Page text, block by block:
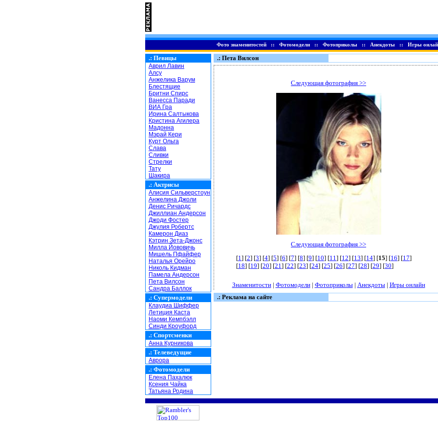
Фото знаменитостей:: Фотомодели:: Фотоприколы:: Анекдоты:: Игры
.: Певицы
Аврил Лавин
Алсу
Анжелика Варум
Блестящие
Бритни Спирс
Ванесса Паради
ВИА Гра
Ирина Салтыкова
Кристина Агилера
Мадонна
Мэрай Кери
Курт Ольга
Слава
Сливки
Стрелки
Тату
Шакира
.: Актрисы
Алисия Сильверстоун
Анжелина Джоли
Денис Ричардс
Джиллиан Андерсон
Джоди Фостер
Джулия Робертс
Камерон Диаз
Кэтрин Зета-Джонс
Милла Йововичь
Мишель Пфайфер
Наталья Орейро
Николь Кидман
Памела Андерсон
Пета Вилсон
Сандра Баллок
.: Супермодели
Клаудиа Шиффер
Летиция Каста
Наоми Кемпбэлл
Синди Кроуфорд
.: Спортсменки
Анна Курникова
.: Телеведущие
Аврора
.: Фотомодели
Елена Пахалюк
Ксения Чайка
Татьяна Родина
.: Пета Вилсон
Следующая фотография >>
Следующая фотография >>
[1] [2] [3] [4] [5] [6] [7] [8] [9] [10] [11] [12] [13] [14] [15] [16] [17]
[18] [19] [20] [21] [22] [23] [24] [25] [26] [27] [28] [29] [30]
Знаменитости| Фотомодели| Фотоприколы| Анекдоты| Игры онлайн
.: Реклама на сайте